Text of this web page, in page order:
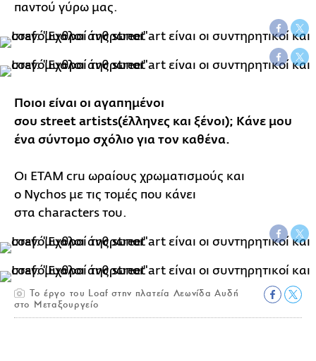
παντού γύρω μας.
Ποιοι είναι οι αγαπημένοι
σου street artists(έλληνες και ξένοι); Κάνε μου
ένα σύντομο σχόλιο για τον καθένα.
Οι ΕΤΑΜ cru ωραίους χρωματισμούς και
ο Nychos με τις τομές που κάνει
στα characters του.
To έργο του Loaf στην πλατεία Λεωνίδα Αυδή
στο Μεταξουργείο